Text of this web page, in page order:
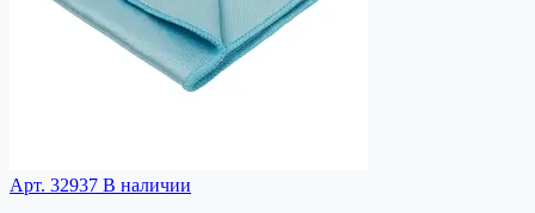
Арт. 32937 В наличии